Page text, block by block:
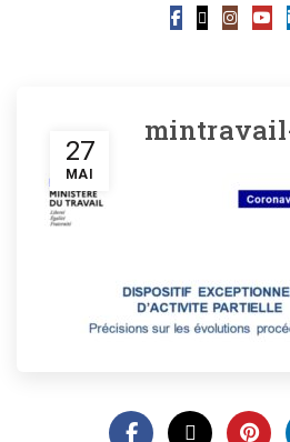
27
MAI